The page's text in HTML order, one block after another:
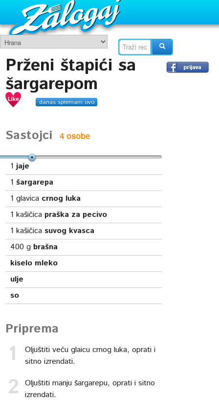
Prženi štapići sa
šargarepom
danas spremam ovo
Sastojci
1 jaje
1 šargarepa
1 glavica crnog luka
1 kašičica praška za pecivo
1 kašičicasuvog kvasca
400 g brašna
kiselo mleko
ulje
so
Priprema
Oljuštiti veću glaicu crnog luka, oprati i
sitno izrendati.
Oljuštiti manju šargarepu, oprati i sitno
izrendati.